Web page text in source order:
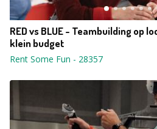
RED vs BLUE - Teambuilding op
klein budget
Rent Some Fun - 28357